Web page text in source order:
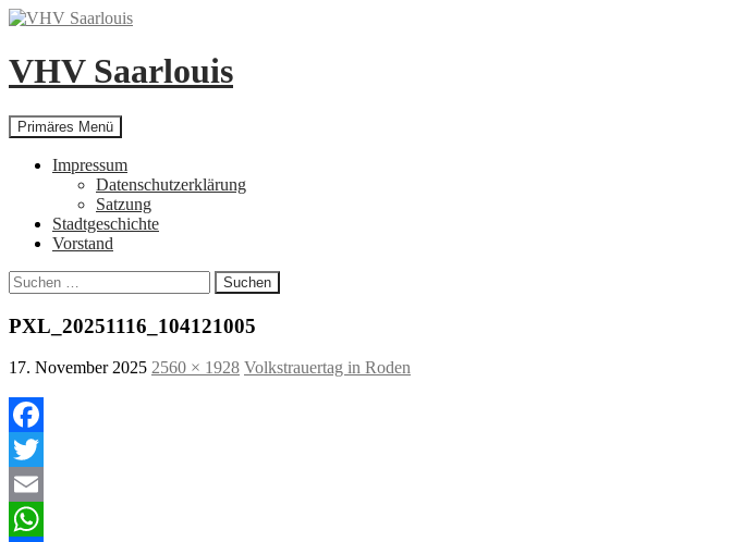
Zum
springen
VHV Saarlouis
Suchen
Primäres Menü
Impressum
Datenschutzerklärung
Satzung
Stadtgeschichte
Vorstand
Suchen
nach:
PXL_20251116_104121005
17. November 2025 2560 × 1928 Volkstrauertag in Roden
Facebook
Twitter
Email